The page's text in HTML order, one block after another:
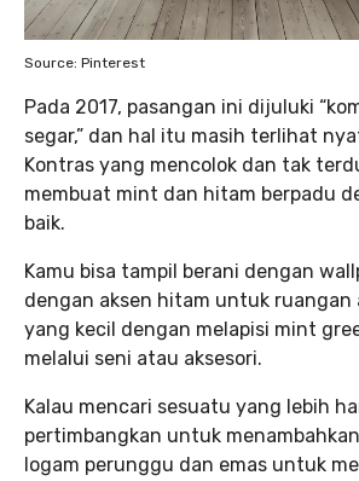
Source: Pinterest
Pada 2017, pasangan ini dijuluki
segar,” dan hal itu masih terlihat
Kontras yang mencolok dan tak
membuat mint dan hitam berpadu
baik.
Kamu bisa tampil berani dengan
dengan aksen hitam untuk ruangan
yang kecil dengan melapisi mint
melalui seni atau aksesori.
Kalau mencari sesuatu yang lebih
pertimbangkan untuk
logam perunggu dan emas untuk